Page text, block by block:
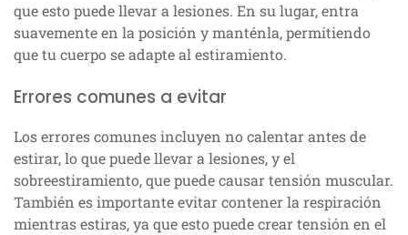
que esto puede llevar a lesiones. En su lugar, entra
suavemente en la posición y manténla, permitiendo
que tu cuerpo se adapte al estiramiento.
Errores comunes a evitar
Los errores comunes incluyen no calentar antes de
estirar, lo que puede llevar a lesiones, y el
sobreestiramiento, que puede causar tensión muscular.
También es importante evitar contener la respiración
mientras estiras, ya que esto puede crear tensión en el